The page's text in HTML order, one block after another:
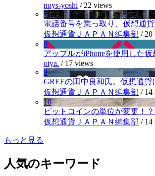
noys-yoshi / 22 views
7
電話番号を乗っ取り、仮想通
仮想通貨ＪＡＰＡＮ編集部 / 20
8
アップルがiPhoneを使用した
otya. / 17 views
9
GREEの田中良和氏。仮想通
仮想通貨ＪＡＰＡＮ編集部 / 14
10
ビットコインの単位が変更！
仮想通貨ＪＡＰＡＮ編集部 / 14
もっと見る
人気のキーワード